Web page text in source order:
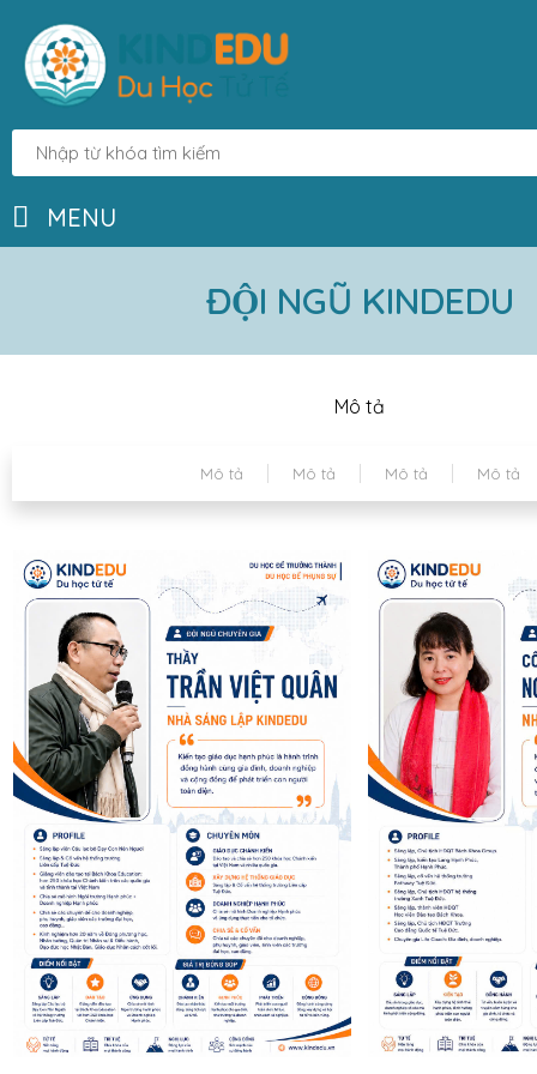
MENU
ĐỘI NGŨ KINDEDU
Mô tả
Mô tả Mô tả Mô tả Mô tả